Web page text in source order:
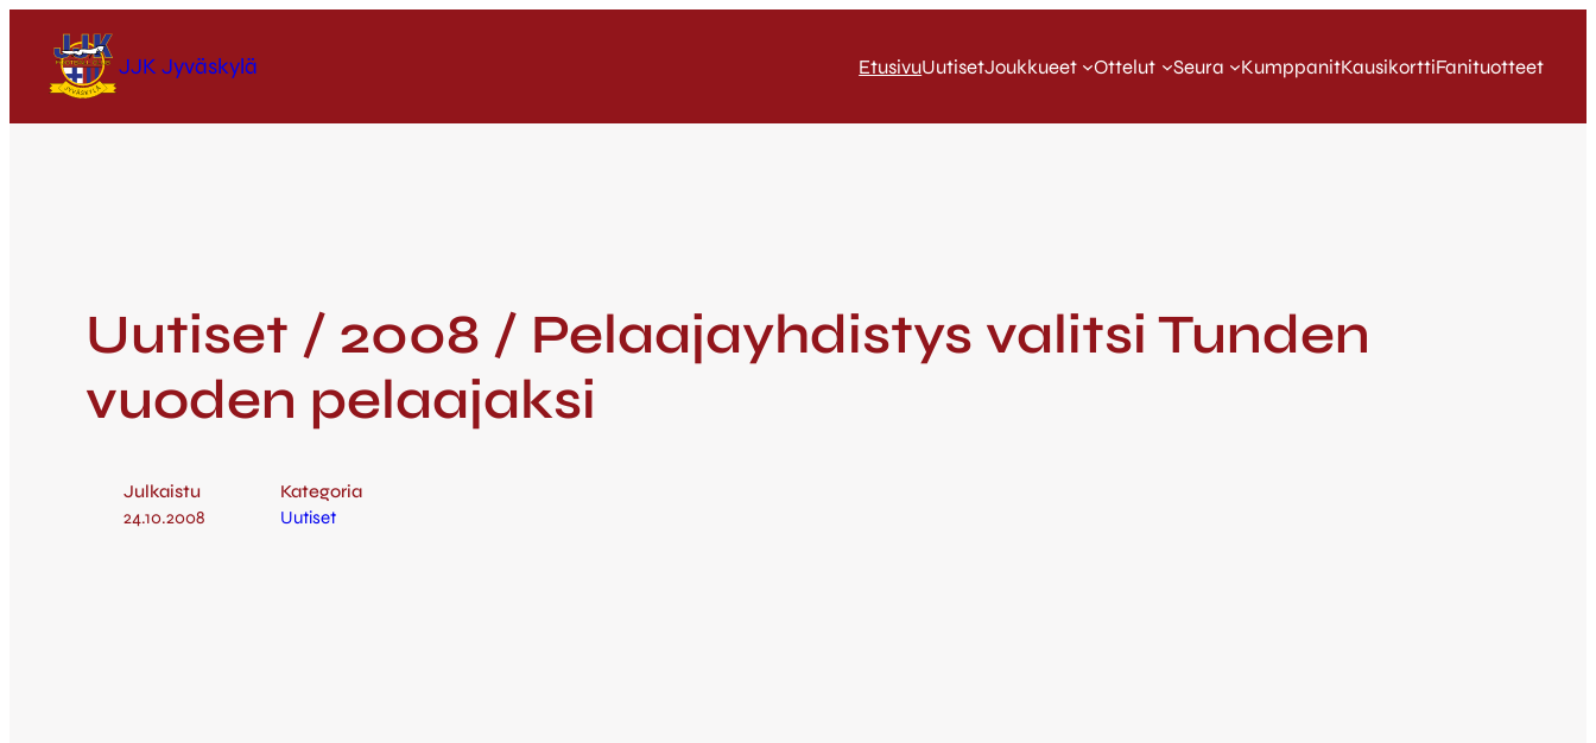
JJK Jyväskylä EtusivuUutisetJoukkueet Ottelut Seura KumppanitKausikorttiFanituotteet
Uutiset / 2008 / Pelaajayhdistys valitsi Tunden
vuoden pelaajaksi
Julkaistu
24.10.2008
Kategoria
Uutiset